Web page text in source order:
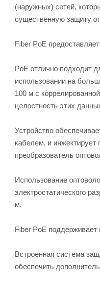
(наружных) сетей,
существенную защиту
Fiber PoE
PoE отлично подходит
использовании на
100 м с
целостность этих
Устройство
кабелем, и инжектирует
преобразователь
Использование
электростатического
м.
Fiber PoE поддерживает
Встроенная система
обеспечить